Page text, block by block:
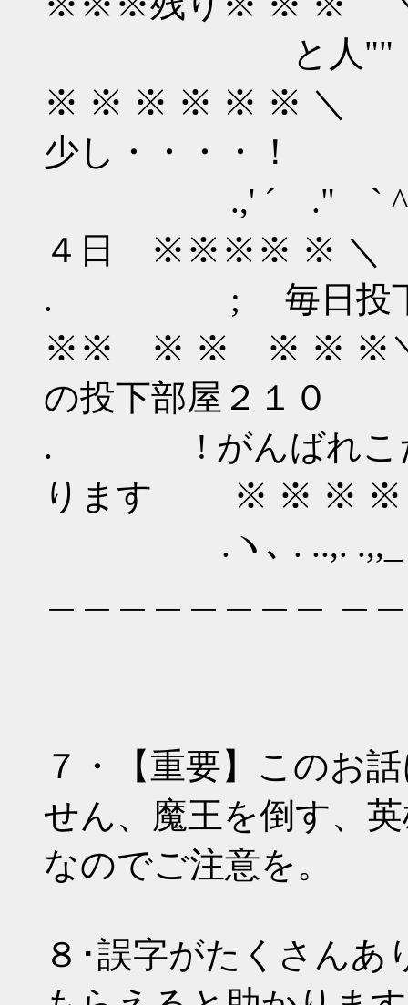
と人"" - ""
※ ※ ※ ※ ※ ※
少し・・・・！
.,' ´ ." ` ^ '´
４日 ※※※※ ※ ＼
. ; 毎日投下
※※ ※ ※ ※ ※ ※
の投下部屋２１０
. ! がんばれこ
ります ※ ※ ※ ※
.ヽ､ . ..,. .,,_ ,.
７・【重要】このお
せん、魔王を倒す、
なのでご注意を。
８･誤字がたくさんあ